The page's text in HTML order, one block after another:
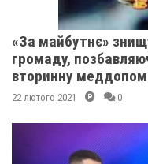
«За майбутнє»
громаду,
вторинну
22 лютого 2021 0